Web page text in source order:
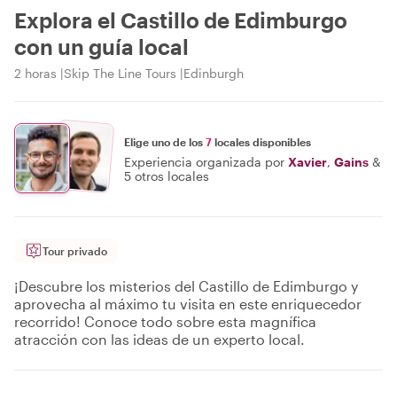
Explora el Castillo de Edimburgo
con un guía local
2 horas Skip The Line Tours Edinburgh
Elige uno de los 7 locales disponibles
Experiencia organizada por Xavier, Gains &
5 otros locales
Tour privado
¡Descubre los misterios del Castillo de Edimburgo y
aprovecha al máximo tu visita en este enriquecedor
recorrido! Conoce todo sobre esta magnífica
atracción con las ideas de un experto local.